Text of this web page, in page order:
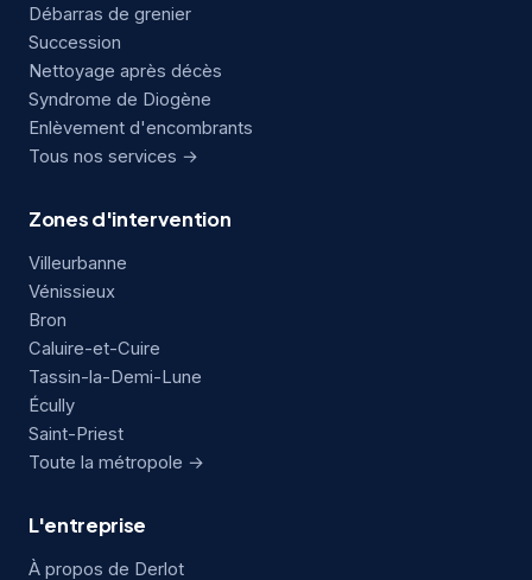
Débarras de grenier
Succession
Nettoyage après décès
Syndrome de Diogène
Enlèvement d'encombrants
Tous nos services →
Zones d'intervention
Villeurbanne
Vénissieux
Bron
Caluire-et-Cuire
Tassin-la-Demi-Lune
Écully
Saint-Priest
Toute la métropole →
L'entreprise
À propos de Derlot